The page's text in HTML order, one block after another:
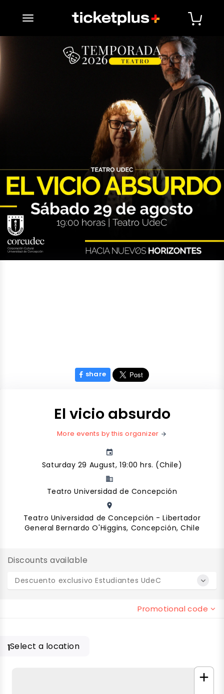
desplegar navegación
share
El vicio absurdo
More events by this organizer arrow_forward
event
Saturday 29 August, 19:00 hrs. (Chile)
business
Teatro Universidad de Concepción
place
Teatro Universidad de Concepción - Libertador
General Bernardo O'Higgins, Concepción, Chile
Discounts available
Descuento exclusivo Estudiantes UdeC
Promotional code
Select a location
1